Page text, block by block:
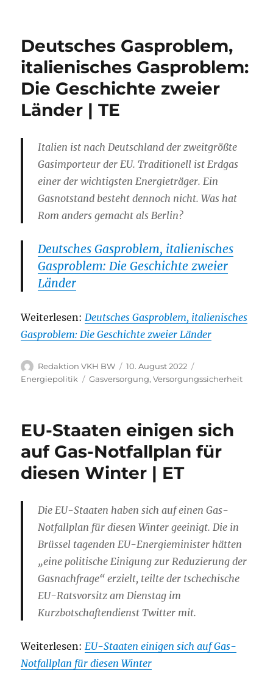
Deutsches Gasproblem,
italienisches Gasproblem:
Die Geschichte zweier
Länder | TE
Italien ist nach Deutschland der zweitgrößte
Gasimporteur der EU. Traditionell ist Erdgas
einer der wichtigsten Energieträger. Ein
Gasnotstand besteht dennoch nicht. Was hat
Rom anders gemacht als Berlin?
Deutsches Gasproblem, italienisches
Gasproblem: Die Geschichte zweier
Länder
Weiterlesen: Deutsches Gasproblem, italienisches
Gasproblem: Die Geschichte zweier Länder
Autor
Redaktion VKH BW
Veröffentlicht
am
10. August 2022
Energiepolitik
Schlagwörter
Gasversorgung,Versorgungssicherheit
EU-Staaten einigen sich
auf Gas-Notfallplan für
diesen Winter | ET
Die EU-Staaten haben sich auf einen Gas-
Notfallplan für diesen Winter geeinigt. Die in
Brüssel tagenden EU-Energieminister hätten
„eine politische Einigung zur Reduzierung der
Gasnachfrage“ erzielt, teilte der tschechische
EU-Ratsvorsitz am Dienstag im
Kurzbotschaftendienst Twitter mit.
Weiterlesen:EU-Staaten einigen sich auf Gas-
Notfallplan für diesen Winter